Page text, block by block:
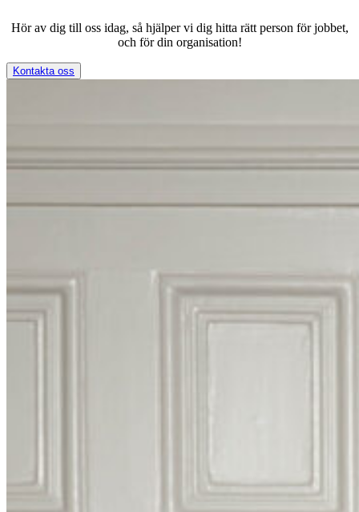
Hör av dig till oss idag, så hjälper vi dig hitta rätt person för jobbet,
och för din organisation!
Kontakta oss